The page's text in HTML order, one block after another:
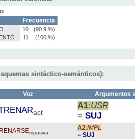
Frecuencia
10
(90.9 %)
11 (100 %)
sintáctico-semánticos):
Voz Argumentos
act
A1:USR
= SUJ
mpasiva
A2:IMPL
= SUJ